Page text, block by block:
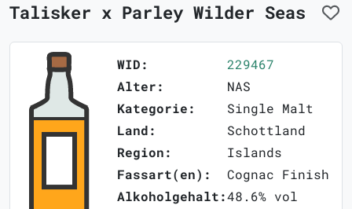
Talisker x Parley Wilder Seas
WID:
229467
Alter:
NAS
Kategorie:
Single Malt
Land:
Schottland
Region:
Islands
Fassart(en):
Cognac Finish
Alkoholgehalt:48.6% vol